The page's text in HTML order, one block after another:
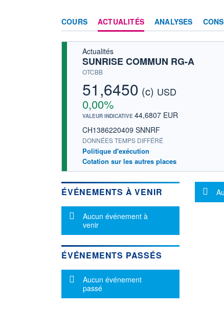
COURS ACTUALITÉS ANALYSES
Actualités
SUNRISE COMMUN RG-A
OTCBB
51,6450 (c) USD
0,00%
VALEUR INDICATIVE 44,6807 EUR
CH1386220409 SNNRF
DONNÉES TEMPS DIFFÉRÉ
Politique d'exécution
Cotation sur les autres places
ÉVÉNEMENTS À VENIR
Message d'information
Aucun événement à
venir
ÉVÉNEMENTS PASSÉS
Message d'information
Aucun événement
passé